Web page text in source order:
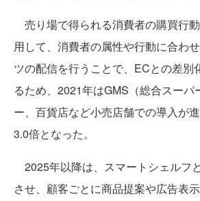
売り場で得られる消費者の購買行
用して、消費者の属性や行動に合わ
ツの配信を行うことで、ECとの差別
るため、2021年はGMS（総合スーパ
ー、百貨店など小売店舗での導入が
3.0倍となった。
2025年以降は、スマートシェルフ
させ、顧客ごとに商品提案や広告表